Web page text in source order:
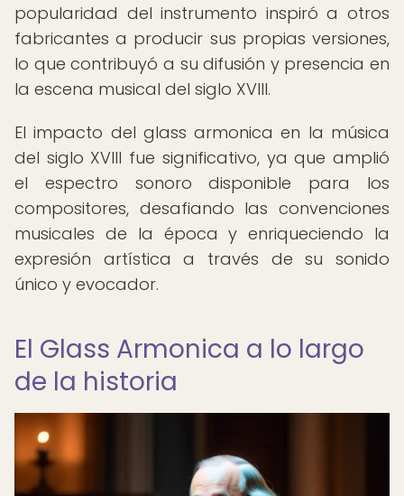
popularidad del instrumento inspiró a otros
fabricantes a producir sus propias versiones,
lo que contribuyó a su difusión y presencia en
la escena musical del siglo XVIII.
El impacto del glass armonica en la música
del siglo XVIII fue significativo, ya que amplió
el espectro sonoro disponible para los
compositores, desafiando las convenciones
musicales de la época y enriqueciendo la
expresión artística a través de su sonido
único y evocador.
El Glass Armonica a lo largo
de la historia